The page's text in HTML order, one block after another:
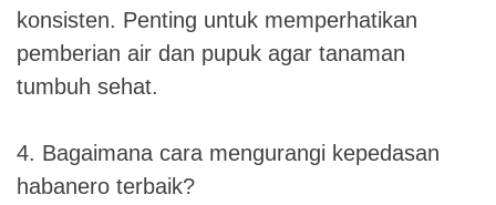
konsisten. Penting untuk memperhatikan
pemberian air dan pupuk agar tanaman
tumbuh sehat.
4. Bagaimana cara mengurangi kepedasan
habanero terbaik?